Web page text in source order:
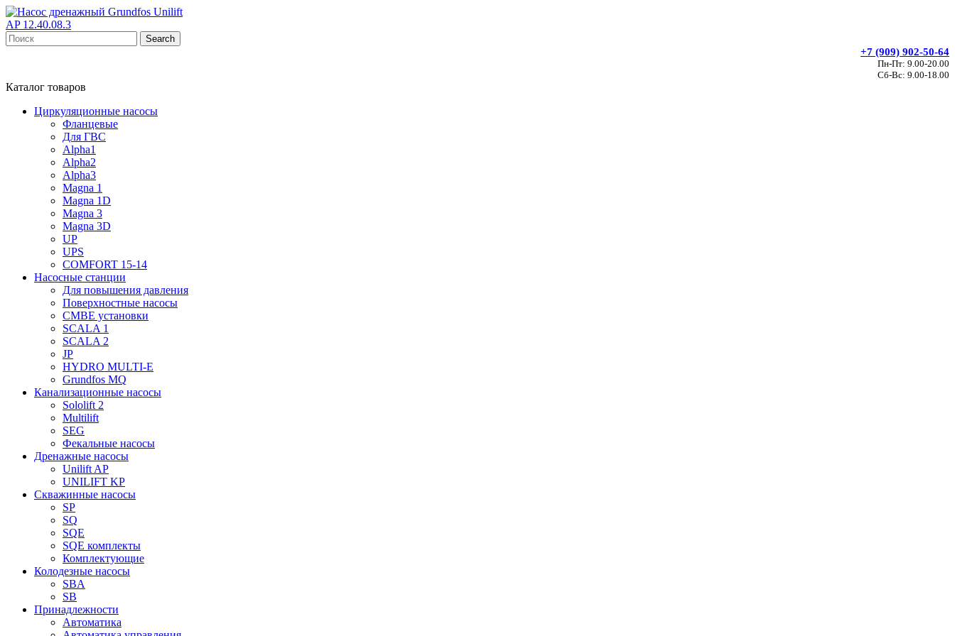
Search
+7 (909) 902-50-64
Пн-Пт: 9.00-20.00
Сб-Вс: 9.00-18.00
Каталог товаров
Циркуляционные насосы
Фланцевые
Для ГВС
Alpha1
Alpha2
Alpha3
Magna 1
Magna 1D
Magna 3
Magna 3D
UP
UPS
COMFORT 15-14
Насосные станции
Для повышения давления
Поверхностные насосы
CMBE установки
SCALA 1
SCALA 2
JP
HYDRO MULTI-E
Grundfos MQ
Канализационные насосы
Sololift 2
Multilift
SEG
Фекальные насосы
Дренажные насосы
Unilift AP
UNILIFT KP
Скважинные насосы
SP
SQ
SQE
SQE комплекты
Комплектующие
Колодезные насосы
SBA
SB
Принадлежности
Автоматика